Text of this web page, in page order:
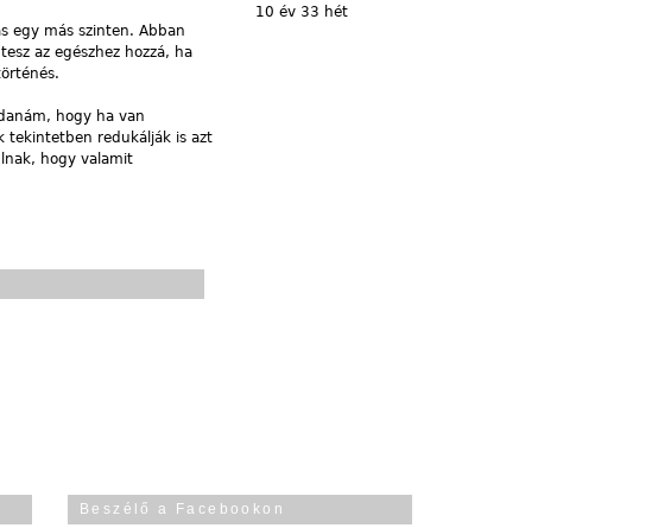
egy más szinten. Abban
az egészhez hozzá, ha
hogy ha van
tekintetben redukálják is azt
hogy valamit
10 év 33 hét
Beszélő a Facebookon